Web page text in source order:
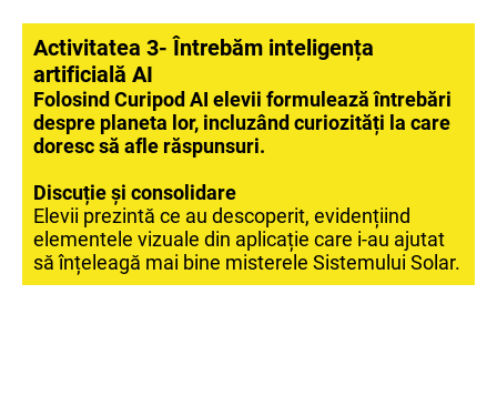
Activitatea 3- Întrebăm inteligența
artificială AI
Folosind Curipod AI elevii formulează întrebări
despre planeta lor, incluzând curiozități la care
doresc să afle răspunsuri.
Discuție și consolidare
Elevii prezintă ce au descoperit, evidențiind
elementele vizuale din aplicație care i-au ajutat
să înțeleagă mai bine misterele Sistemului Solar.